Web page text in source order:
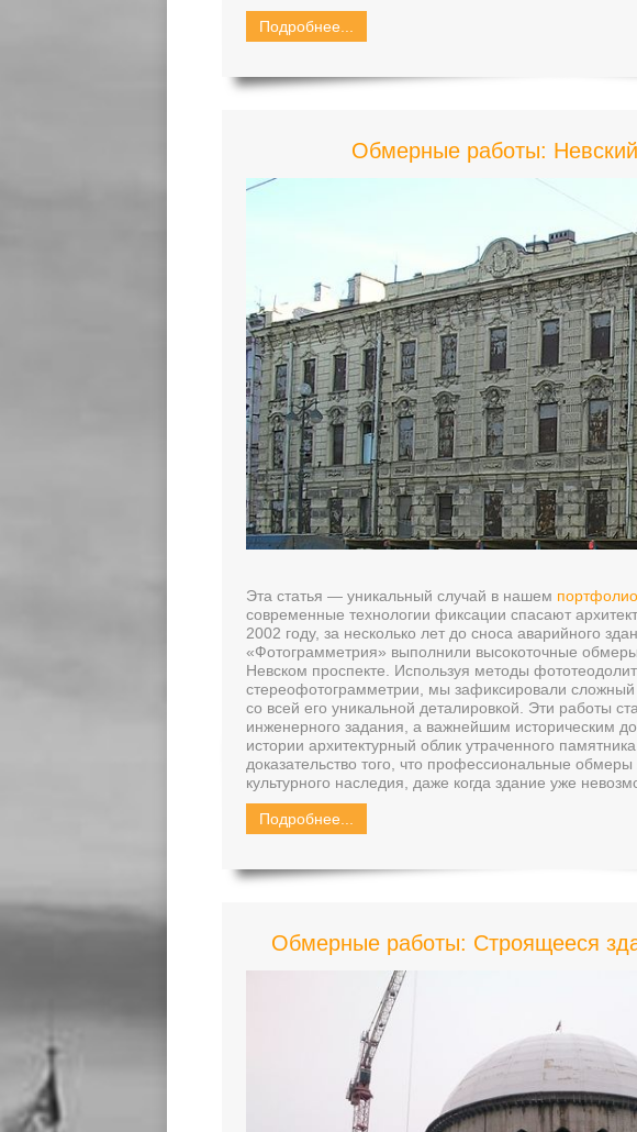
Подробнее...
Обмерные работы: Невский
Эта статья — уникальный случай в нашем портфолио
современные технологии фиксации спасают
2002 году, за несколько лет до сноса аварийного
«Фотограмметрия» выполнили высокоточные
Невском проспекте. Используя методы
стереофотограмметрии, мы зафиксировали сложный
со всей его уникальной деталировкой. Эти работы
инженерного задания, а важнейшим историческим
истории архитектурный облик утраченного
доказательство того, что профессиональные обмеры
культурного наследия, даже когда здание уже
Подробнее...
Обмерные работы: Строящееся